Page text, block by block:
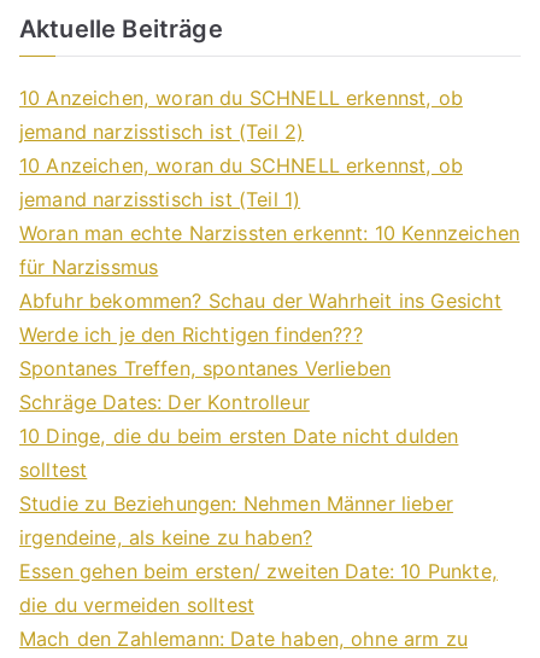
Aktuelle Beiträge
10 Anzeichen, woran du SCHNELL erkennst, ob
jemand narzisstisch ist (Teil 2)
10 Anzeichen, woran du SCHNELL erkennst, ob
jemand narzisstisch ist (Teil 1)
Woran man echte Narzissten erkennt: 10 Kennzeichen
für Narzissmus
Abfuhr bekommen? Schau der Wahrheit ins Gesicht
Werde ich je den Richtigen finden???
Spontanes Treffen, spontanes Verlieben
Schräge Dates: Der Kontrolleur
10 Dinge, die du beim ersten Date nicht dulden
solltest
Studie zu Beziehungen: Nehmen Männer lieber
irgendeine, als keine zu haben?
Essen gehen beim ersten/ zweiten Date: 10 Punkte,
die du vermeiden solltest
Mach den Zahlemann: Date haben, ohne arm zu